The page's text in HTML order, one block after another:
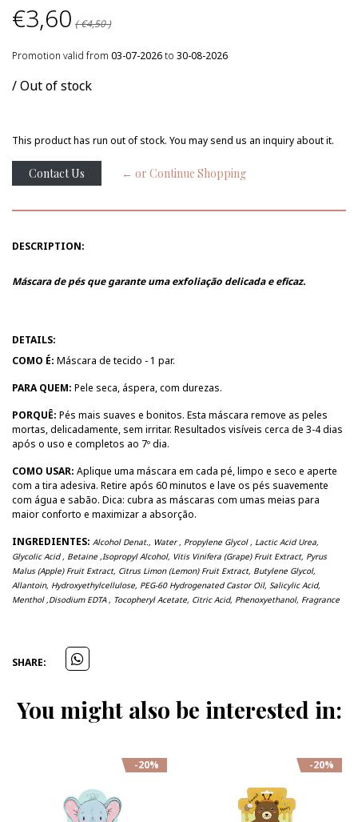
€3,60 ( €4,50 )
Promotion valid from 03-07-2026to 30-08-2026
/ Out of stock
This product has run out of stock. You may send us an inquiry about it.
Contact Us ← or Continue Shopping
DESCRIPTION:
Máscara de pés que garante uma exfoliação delicada e eficaz.
DETAILS:
COMO É: Máscara de tecido - 1 par.
PARA QUEM: Pele seca, áspera, com durezas.
PORQUÊ: Pés mais suaves e bonitos. Esta máscara remove as peles
mortas, delicadamente, sem irritar. Resultados visíveis cerca de 3-4 dias
após o uso e completos ao 7º dia.
COMO USAR: Aplique uma máscara em cada pé, limpo e seco e aperte
com a tira adesiva. Retire após 60 minutos e lave os pés suavemente
com água e sabão. Dica: cubra as máscaras com umas meias para
maior conforto e maximizar a absorção.
INGREDIENTES: Alcohol Denat., Water , Propylene Glycol , Lactic Acid Urea,
Glycolic Acid , Betaine ,Isopropyl Alcohol, Vitis Vinifera (Grape) Fruit Extract, Pyrus
Malus (Apple) Fruit Extract, Citrus Limon (Lemon) Fruit Extract, Butylene Glycol,
Allantoin, Hydroxyethylcellulose, PEG-60 Hydrogenated Castor Oil, Salicylic Acid,
Menthol ,Disodium EDTA , Tocopheryl Acetate, Citric Acid, Phenoxyethanol, Fragrance
SHARE:
You might also be interested in:
-20% -20%